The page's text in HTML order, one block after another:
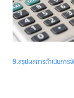
9.สรุปผลการดำเนินการ